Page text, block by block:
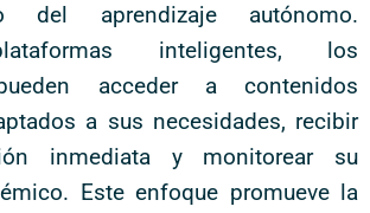
del aprendizaje autónomo.
inteligentes, los
acceder a contenidos
a sus necesidades, recibir
inmediata y monitorear su
Este enfoque promueve la